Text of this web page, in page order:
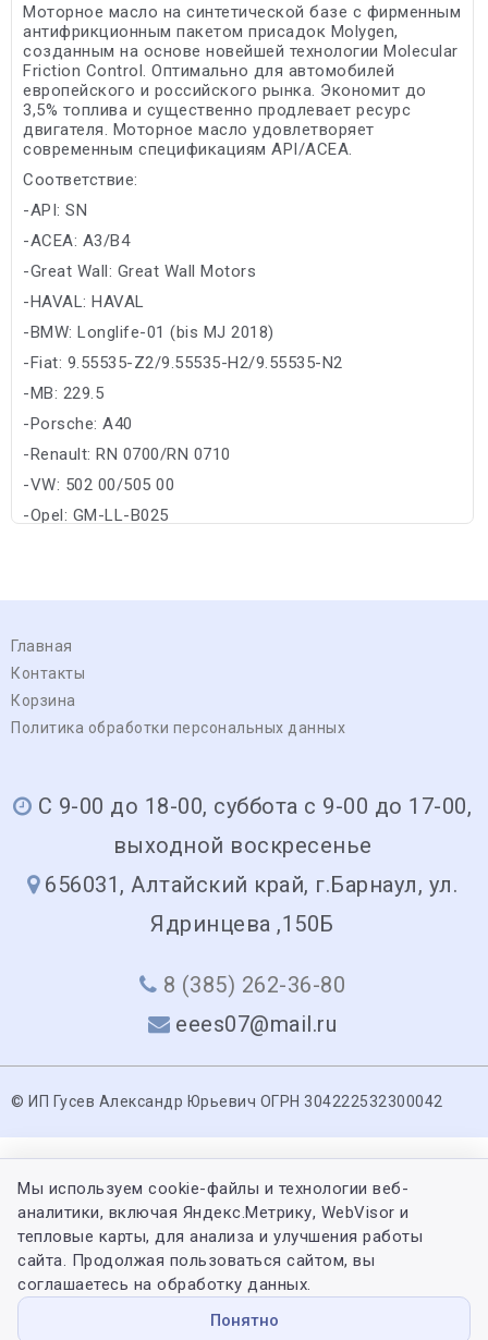
Моторное масло на синтетической базе с фирменным
антифрикционным пакетом присадок Molygen,
созданным на основе новейшей технологии Molecular
Friction Control. Оптимально для автомобилей
европейского и российского рынка. Экономит до
3,5% топлива и существенно продлевает ресурс
двигателя. Моторное масло удовлетворяет
современным спецификациям API/ACEA.
Соответствие:
-API: SN
-ACEA: A3/B4
-Great Wall: Great Wall Motors
-HAVAL: HAVAL
-BMW: Longlife-01 (bis MJ 2018)
-Fiat: 9.55535-Z2/9.55535-H2/9.55535-N2
-MB: 229.5
-Porsche: A40
-Renault: RN 0700/RN 0710
-VW: 502 00/505 00
-Opel: GM-LL-B025
Главная
Контакты
Корзина
Политика обработки персональных данных
С 9-00 до 18-00, суббота с 9-00 до 17-00,
выходной воскресенье
656031, Алтайский край, г.Барнаул, ул.
Ядринцева ,150Б
8 (385) 262-36-80
eees07@mail.ru
© ИП Гусев Александр Юрьевич ОГРН 304222532300042
Мы используем cookie-файлы и технологии веб-
аналитики, включая Яндекс.Метрику, WebVisor и
тепловые карты, для анализа и улучшения работы
сайта. Продолжая пользоваться сайтом, вы
соглашаетесь на обработку данных.
Понятно